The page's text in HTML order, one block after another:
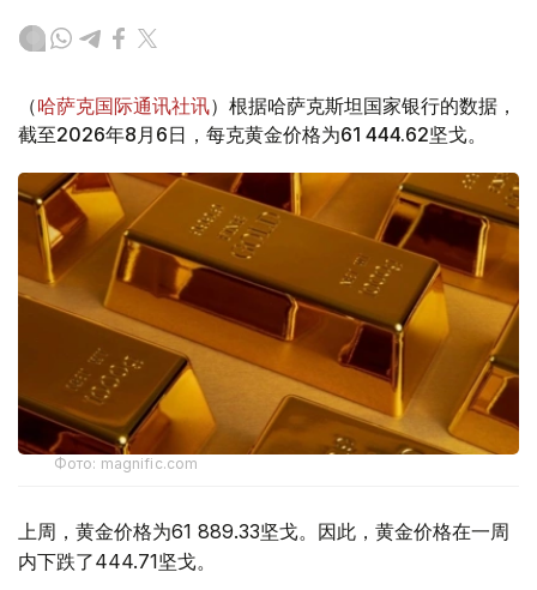
（哈萨克国际通讯社讯）根据哈萨克斯坦国家银行的数据，
截至2026年8月6日，每克黄金价格为61 444.62坚戈。
Фото: magnific.com
上周，黄金价格为61 889.33坚戈。因此，黄金价格在一周
内下跌了444.71坚戈。